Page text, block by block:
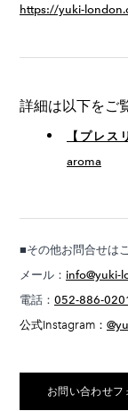
https://yuki-
詳細は以下をご
【プレス
aroma
■その他お問合せは
メール： info@yuki-
電話： 052-886-
公式Instagram：
お問い合わせフ